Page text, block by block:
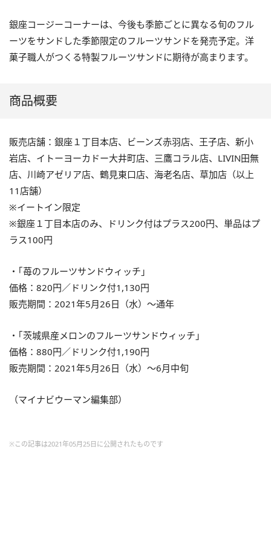
銀座コージーコーナーは、今後も季節ごとに異なる旬のフル
ーツをサンドした季節限定のフルーツサンドを発売予定。洋
菓子職人がつくる特製フルーツサンドに期待が高まります。
商品概要
販売店舗：銀座１丁目本店、ビーンズ赤羽店、王子店、新小
岩店、イトーヨーカドー大井町店、三鷹コラル店、LIVIN田無
店、川崎アゼリア店、鶴見東口店、海老名店、草加店（以上
11店舗）
※イートイン限定
※銀座１丁目本店のみ、ドリンク付はプラス200円、単品はプ
ラス100円
・｢苺のフルーツサンドウィッチ」
価格：820円／ドリンク付1,130円
販売期間：2021年5月26日（水）〜通年
・｢茨城県産メロンのフルーツサンドウィッチ」
価格：880円／ドリンク付1,190円
販売期間：2021年5月26日（水）〜6月中旬
（マイナビウーマン編集部）
※この記事は2021年05月25日に公開されたものです